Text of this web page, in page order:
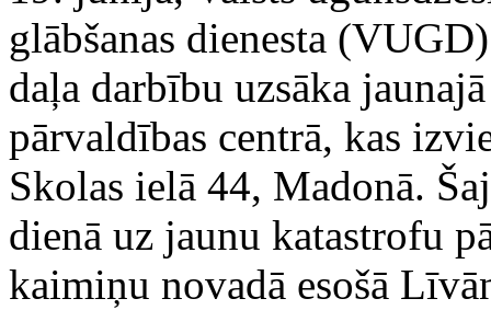
glābšanas dienesta
daļa darbību uzsāka
pārvaldības centrā, kas
Skolas ielā 44, Madonā.
dienā uz jaunu katastrofu
kaimiņu novadā esošā